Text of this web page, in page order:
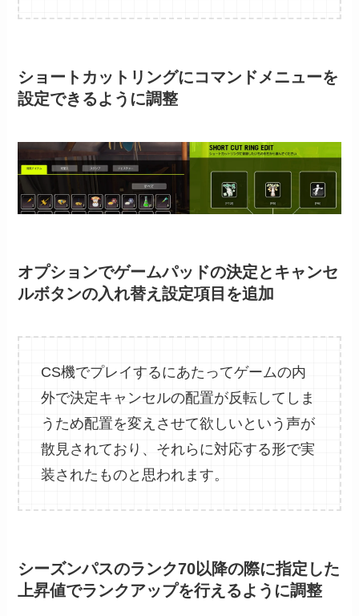
ショートカットリングにコマンドメニューを
設定できるように調整
オプションでゲームパッドの決定とキャンセ
ルボタンの入れ替え設定項目を追加
CS機でプレイするにあたってゲームの内
外で決定キャンセルの配置が反転してしま
うため配置を変えさせて欲しいという声が
散見されており、それらに対応する形で実
装されたものと思われます。
シーズンパスのランク70以降の際に指定した
上昇値でランクアップを行えるように調整